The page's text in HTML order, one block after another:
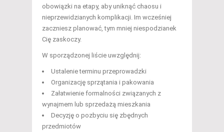
obowiązki na etapy, aby uniknąć chaosu i
nieprzewidzianych komplikacji. Im wcześniej
zaczniesz planować, tym mniej niespodzianek
Cię zaskoczy.
W sporządzonej liście uwzględnij:
Ustalenie terminu przeprowadzki
Organizację sprzątania i pakowania
Załatwienie formalności związanych z
wynajmem lub sprzedażą mieszkania
Decyzję o pozbyciu się zbędnych
przedmiotów